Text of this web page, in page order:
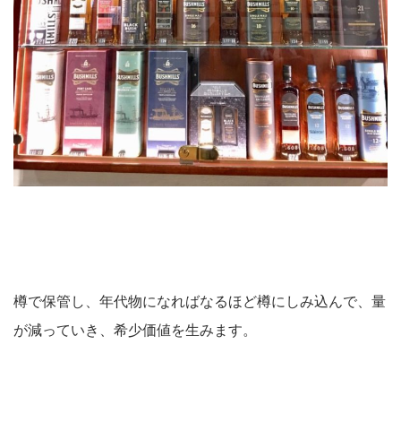
樽で保管し、年代物になればなるほど樽にしみ込んで、量
が減っていき、希少価値を生みます。